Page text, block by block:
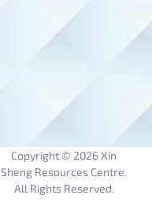
Copyright © 2026 Xin
Sheng Resources Centre.
All Rights Reserved.